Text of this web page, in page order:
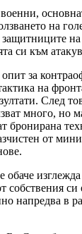
на
защитниците
си към
за
на
След
много, но
бронирана
от
обаче
собствения си
напредва в